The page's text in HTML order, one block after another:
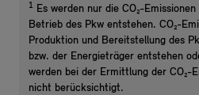
1 Es werden nur die CO₂-
Betrieb des Pkw entstehen. CO₂-
Produktion und Bereitstellung des
bzw. der Energieträger entstehen
werden bei der Ermittlung der CO₂-
nicht berücksichtigt.